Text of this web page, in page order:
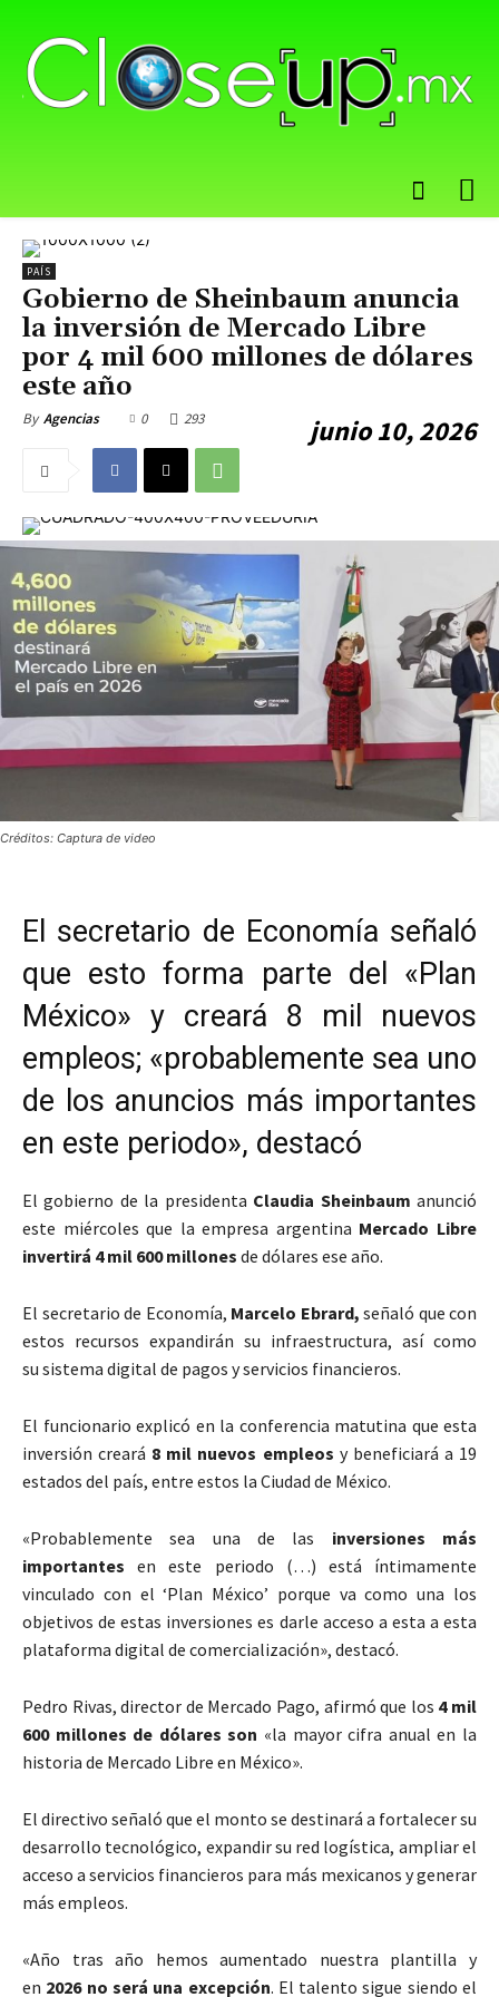
PAÍS
Gobierno de Sheinbaum anuncia
la inversión de Mercado Libre
por 4 mil 600 millones de dólares
este año
By Agencias junio 10, 2026
0 293
Créditos: Captura de video
El secretario de Economía señaló
que esto forma parte del «Plan
México» y creará 8 mil nuevos
empleos; «probablemente sea uno
de los anuncios más importantes
en este periodo», destacó
El gobierno de la presidenta Claudia Sheinbaumanunció
este miércoles que la empresa argentina Mercado Libre
invertirá 4 mil 600 millones de dólares ese año.
El secretario de Economía, Marcelo Ebrard, señaló que con
estos recursos expandirán su infraestructura, así como
su sistema digital de pagos y servicios financieros.
El funcionario explicó en la conferencia matutina que esta
inversión creará 8 mil nuevos empleos y beneficiará a 19
estados del país, entre estos la Ciudad de México.
«Probablemente sea una de las inversiones más
importantes en este periodo (…) está íntimamente
vinculado con el ‘Plan México’ porque va como una los
objetivos de estas inversiones es darle acceso a esta a esta
plataforma digital de comercialización», destacó.
Pedro Rivas, director de Mercado Pago, afirmó que los 4 mil
600 millones de dólares son «la mayor cifra anual en la
historia de Mercado Libre en México».
El directivo señaló que el monto se destinará a fortalecer su
desarrollo tecnológico, expandir su red logística, ampliar el
acceso a servicios financieros para más mexicanos y generar
más empleos.
«Año tras año hemos aumentado nuestra plantilla y
en 2026 no será una excepción. El talento sigue siendo el